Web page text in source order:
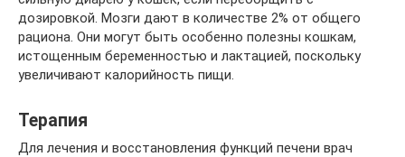
дозировкой. Мозги дают в количестве 2% от общего
рациона. Они могут быть особенно полезны кошкам,
истощенным беременностью и лактацией, поскольку
увеличивают калорийность пищи.
Терапия
Для лечения и восстановления функций печени врач